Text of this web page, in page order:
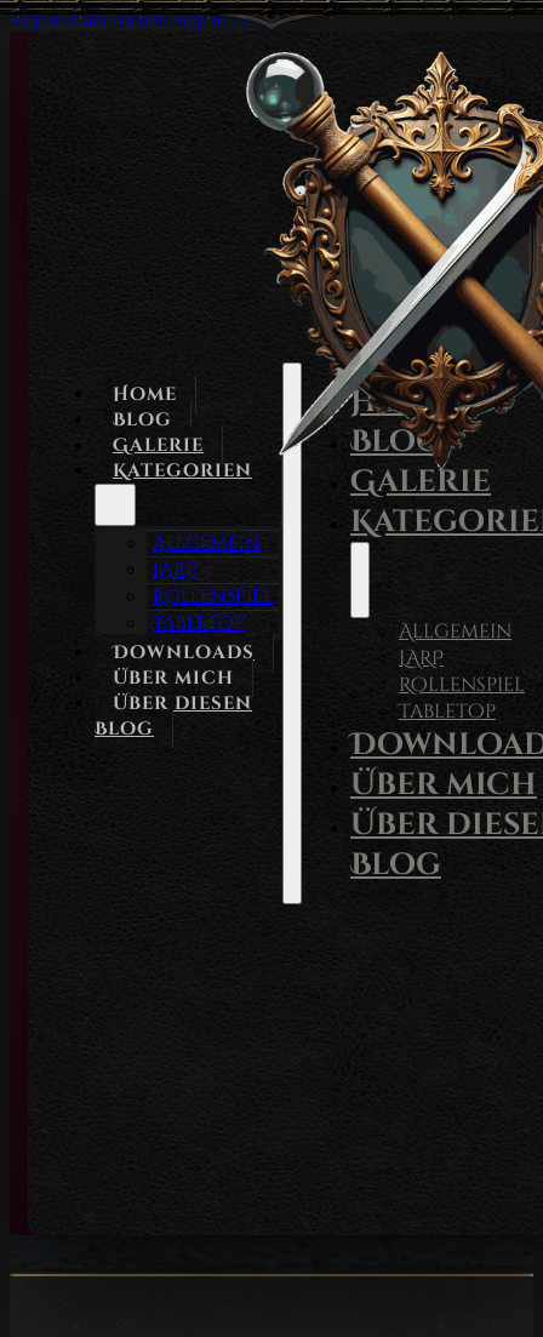
Skip to main content Skip to footer
Home
Blog
Galerie
Kategorien
Allgemein
LARP
Rollenspiel
Tabletop
Downloads
Über mich
Über diesen
Blog
Home
Blog
Galerie
Allgemein
LARP
Rollenspiel
Tabletop
Über mich
Über
Blog